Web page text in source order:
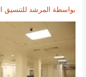
بواسطة المرشد للتنسيق